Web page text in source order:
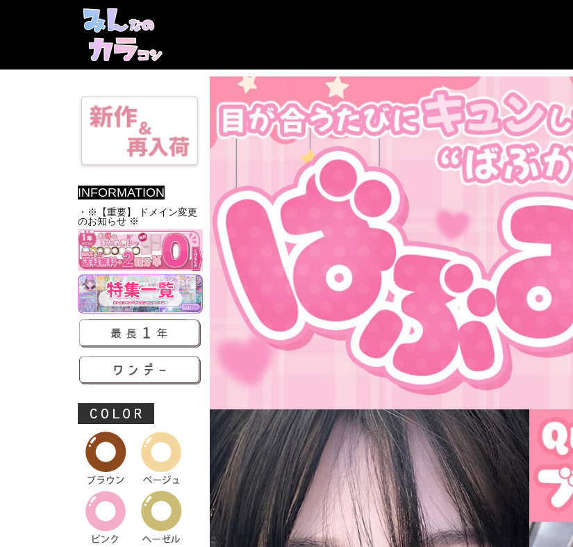
INFORMATION
・※【重要】 ドメイン変更
のお知らせ ※